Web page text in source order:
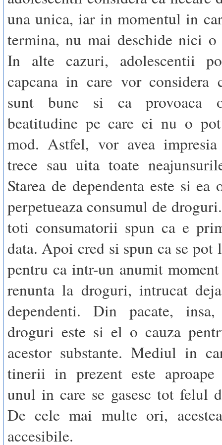
una unica, iar in momentul in
termina, nu mai deschide nici
In alte cazuri, adolescentii
capcana in care vor considera
sunt bune si ca provoaca
beatitudine pe care ei nu o
mod. Astfel, vor avea
trece sau uita toate
Starea de dependenta este si ea
perpetueaza consumul de
toti consumatorii spun ca e
data. Apoi cred si spun ca se pot
pentru ca intr-un anumit
renunta la droguri, intrucat
dependenti. Din pacate,
droguri este si el o cauza
acestor substante. Mediul in
tinerii in prezent este aproape
unul in care se gasesc tot felul
De cele mai multe ori,
accesibile.